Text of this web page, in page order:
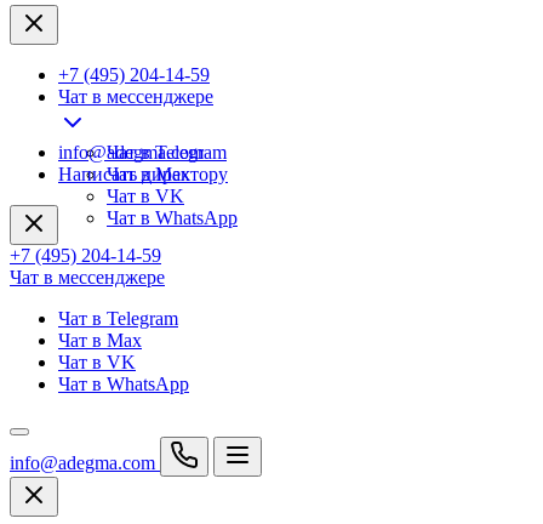
+7 (495) 204-14-59
Чат в мессенджере
Чат в Telegram
Чат в Max
Чат в VK
Чат в WhatsApp
info@adegma.com
Написать директору
+7 (495) 204-14-59
Чат в мессенджере
Чат в Telegram
Чат в Max
Чат в VK
Чат в WhatsApp
info@adegma.com